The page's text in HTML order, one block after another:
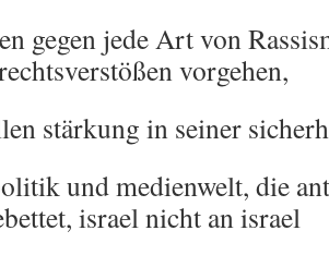
gegen jede Art von
vorgehen,
stärkung in seiner
und medienwelt, die
israel nicht an israel